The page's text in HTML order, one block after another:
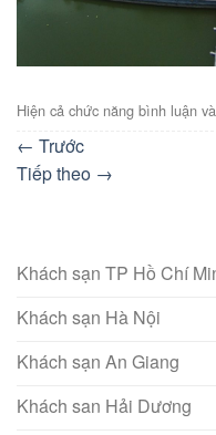
Hiện cả chức năng bình luận
← Trước
Tiếp theo →
Khách sạn TP Hồ Chí
Khách sạn Hà Nội
Khách sạn An Giang
Khách san Hải Dương